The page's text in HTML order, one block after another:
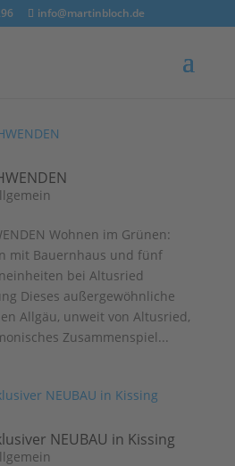
info@martinbloch.de
Wohnen im Grünen:
mit Bauernhaus und fünf
bei Altusried
Dieses außergewöhnliche
Allgäu, unweit von Altusried,
Zusammenspiel...
NEUBAU in Kissing